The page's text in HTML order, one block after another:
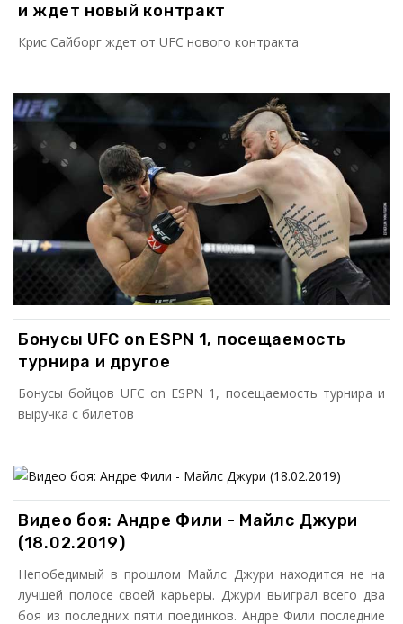
и ждет новый контракт
Крис Сайборг ждет от UFC нового контракта
Бонусы UFC on ESPN 1, посещаемость
турнира и другое
Бонусы бойцов UFC on ESPN 1, посещаемость турнира и
выручка с билетов
Видео боя: Андре Фили - Майлс Джури
(18.02.2019)
Непобедимый в прошлом Майлс Джури находится не на
лучшей полосе своей карьеры. Джури выиграл всего два
боя из последних пяти поединков. Андре Фили последние